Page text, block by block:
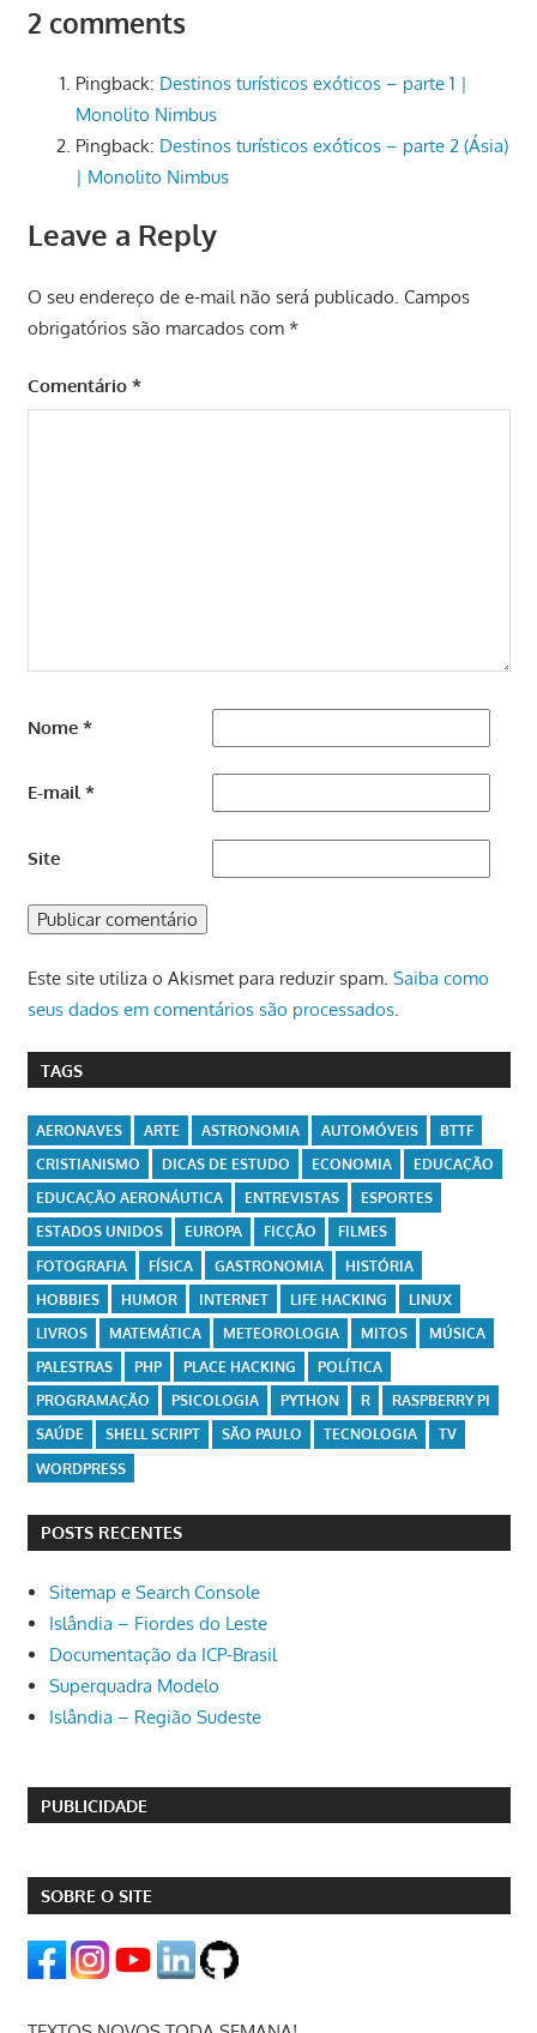
2 comments
Pingback: Destinos turísticos exóticos – parte 1 |
Monolito Nimbus
Pingback: Destinos turísticos exóticos – parte 2 (Ásia)
| Monolito Nimbus
Leave a Reply
O seu endereço de e-mail não será publicado. Campos
obrigatórios são marcados com *
Comentário *
Nome *
E-mail*
Site
Este site utiliza o Akismet para reduzir spam. Saiba como
seus dados em comentários são processados.
TAGS
AERONAVES ARTE ASTRONOMIA AUTOMÓVEIS
BTTF
CRISTIANISMO
DICAS DE ESTUDO ECONOMIA
EDUCAÇÃO
EDUCAÇÃO AERONÁUTICA
ENTREVISTAS
ESPORTES
ESTADOS UNIDOS
EUROPA FICÇÃO
FILMES
FOTOGRAFIA
FÍSICA GASTRONOMIA
HISTÓRIA
HOBBIES
HUMOR INTERNET LIFE HACKING
LINUX
LIVROS
MATEMÁTICA METEOROLOGIA MITOS
MÚSICA
PALESTRAS
PHP PLACE HACKING
POLÍTICA
PROGRAMAÇÃO
PSICOLOGIA PYTHON R
RASPBERRY PI
SAÚDE
SHELL SCRIPT SÃO PAULO TECNOLOGIA
TV
WORDPRESS
POSTS RECENTES
Sitemap e Search Console
Islândia – Fiordes do Leste
Documentação da ICP-Brasil
Superquadra Modelo
Islândia – Região Sudeste
PUBLICIDADE
SOBRE O SITE